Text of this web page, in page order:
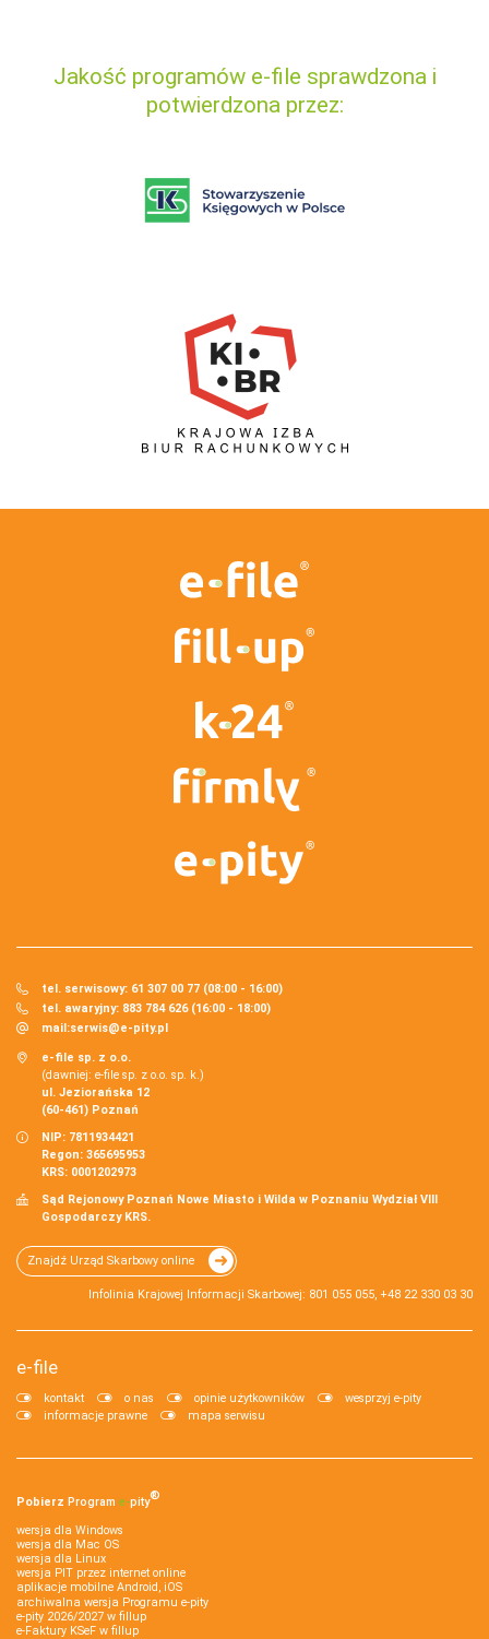
Jakość programów e-file sprawdzona i
potwierdzona przez:
tel. serwisowy: 61 307 00 77 (08:00 - 16:00)
tel. awaryjny: 883 784 626 (16:00 - 18:00)
mail:serwis@e-pity.pl
e-file sp. z o.o.
(dawniej: e-file sp. z o.o. sp. k.)
ul. Jeziorańska 12
(60-461) Poznań
NIP: 7811934421
Regon: 365695953
KRS: 0001202973
Sąd Rejonowy Poznań Nowe Miasto i Wilda w Poznaniu Wydział VIII
Gospodarczy KRS.
Znajdź Urząd Skarbowy online
Infolinia Krajowej Informacji Skarbowej: 801 055 055, +48 22 330 03 30
e-file
kontakt o nas opinie użytkowników
wesprzyj e-pity
informacje prawne
mapa serwisu
Pobierz Program e‑pity®
wersja dla Windows
wersja dla Mac OS
wersja dla Linux
wersja PIT przez internet online
aplikacje mobilne Android, iOS
archiwalna wersja Programu e-pity
e-pity 2026/2027 w fillup
e‑Faktury KSeF w fillup